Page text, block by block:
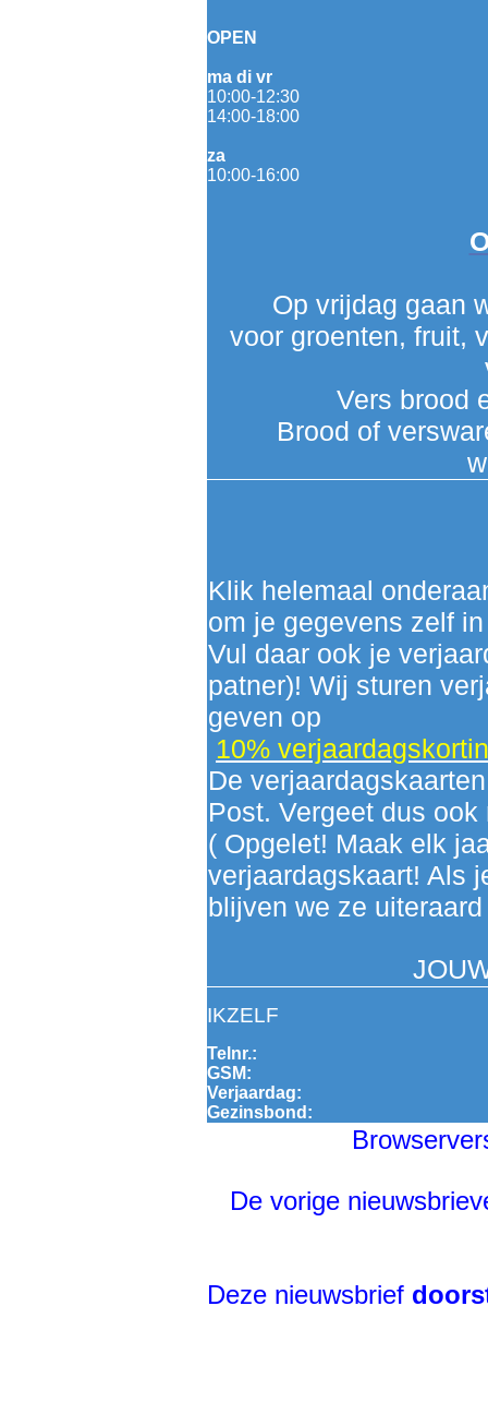
OPEN
ma di vr
10:00-12:30
14:00-18:00
za
10:00-16:00
Op vrijdag gaan
voor groenten, fruit,
Vers brood
Brood of
Klik helemaal
om je gegevens zelf
Vul daar ook je
patner)! Wij sturen
geven op
10%
De
Post. Vergeet dus
( Opgelet! Maak elk
verjaardagskaart! Als
blijven we ze
IKZELF
Telnr.:
GSM:
Verjaardag:
Gezinsbond:
De vorige
Deze nieuwsbrief